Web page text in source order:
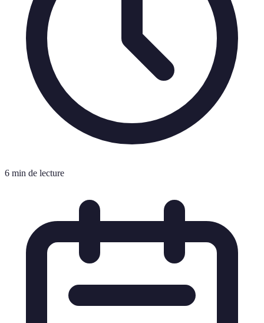
6 min de lecture